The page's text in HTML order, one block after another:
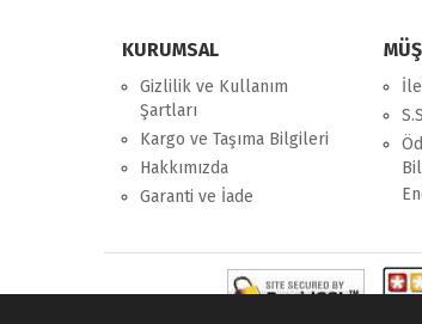
KURUMSAL
Gizlilik ve Kullanım
Şartları
Kargo ve Taşıma Bilgileri
Hakkımızda
Garanti ve İade